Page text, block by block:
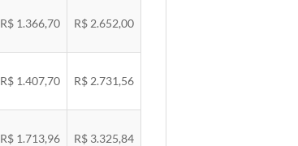
R$ 1.366,70 R$ 2.652,00
R$ 1.407,70 R$ 2.731,56
R$ 1.713,96 R$ 3.325,84